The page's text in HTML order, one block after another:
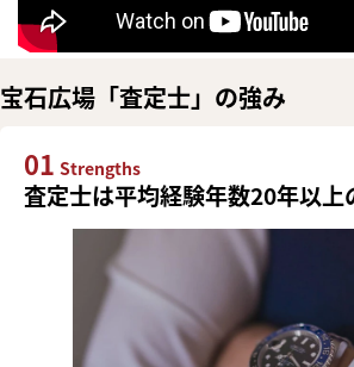
宝石広場「査定士」の強み
01 Strengths
査定士は平均経験年数20年以上